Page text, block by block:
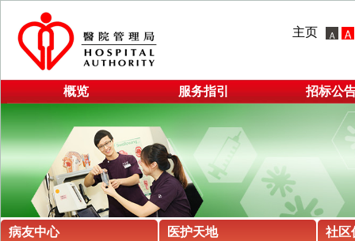
主页
概览 服务指引 招标公
病友中心 医护天地 社区